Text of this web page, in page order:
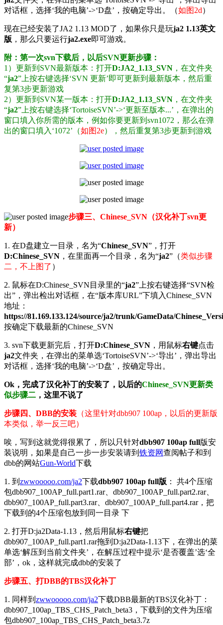
对话框，选择‘我的电脑’->‘D盘’，按确定导出。（如图2d）
现在已经安装了JA2 1.13 MOD了，如果你只是玩ja2 1.13英文
版 ，那么只要运行ja2.exe即可游戏。
附：第一次svn下载后，以后SVN更新步骤：
1）更新到SVN最新版本：打开D:JA2_1.13_SVN ，在文件夹
“ja2”上按右键选择‘SVN 更新’即可更新到最新版本，然后重
复第3步更新游戏
2）更新到SVN某一版本：打开D:JA2_1.13_SVN ，在文件夹
“ja2”上按右键选择‘TortoiseSVN’->‘更新至版本...’，在弹出的
窗口填入你所需的版本，例如你要更新到svn1072，那么在弹
出的窗口填入‘1072’（如图2e），然后重复第3步更新到游戏
步骤三、Chinese_SVN（汉化补丁svn更
新）
1. 在D盘建立一目录，名为“Chinese_SVN”，打开
D:Chinese_SVN ，在里面再一个目录，名为“ja2”（类似步骤
二，不上图了 ）
2. 鼠标在D:Chinese_SVN目录里的“ja2”上按右键选择“SVN检
出”，弹出检出对话框，在“版本库URL”下填入Chinese_SVN
地址：
https://81.169.133.124/source/ja2/trunk/GameData/
按确定下载最新的Chinese_SVN
3. svn下载更新完后，打开D:Chinese_SVN ，用鼠标右键点击
ja2文件夹，在弹出的菜单选‘TortoiseSVN’->‘导出’，弹出导出
对话框，选择‘我的电脑’->‘D盘’，按确定导出。
Ok，完成了汉化补丁的安装了，以后的Chinese_SVN更新类
似步骤二 ，这里不说了
步骤四、DBB的安装 （这里针对dbb907 100ap，以后的更新版
本类似，举一反三吧）
唉，写到这就觉得很累了，所以只针对dbb907 100ap full版安
装说明，如果是自己一步一步安装请到 铁资网查阅帖子和到
dbb的网站Gun-World下载
1. 到 zwwooooo.com/ja2下载dbb907 100ap full版 ： 共4个压缩
包dbb907_100AP_full.part1.rar、dbb907_100AP_full.part2.rar、
dbb907_100AP_full.part3.rar、dbb907_100AP_full.part4.rar，把
下载到的4个压缩包放到同一目录 下
2. 打开D:ja2Data-1.13，然后用鼠标右键把
dbb907_100AP_full.part1.rar拖到D:ja2Data-1.13下，在弹出的菜
单选‘解压到当前文件夹’，在解压过程中提示‘是否覆盖’选‘全
部’，ok，这样就完成dbb的安装了
步骤五、打DBB的TBS汉化补丁
1. 同样到 zwwooooo.com/ja2下载DBB最新的TBS汉化补丁：
dbb907_100ap_TBS_CHS_Patch_beta3，下载到的文件为压缩
包dbb907_100ap_TBS_CHS_Patch_beta3.7z